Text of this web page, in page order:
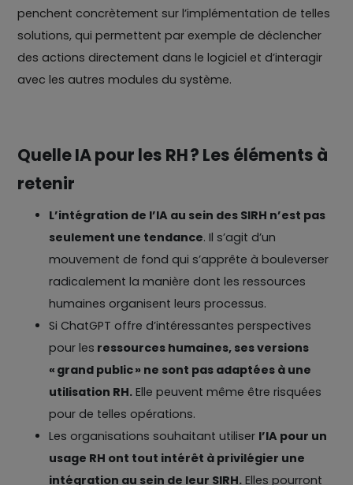
penchent concrètement sur l’implémentation de telles
solutions, qui permettent par exemple de déclencher
des actions directement dans le logiciel et d’interagir
avec les autres modules du système.
Quelle IA pour les RH ? Les éléments à
retenir
L’intégration de l’IA au sein des SIRH n’est pas
seulement une tendance. Il s’agit d’un
mouvement de fond qui s’apprête à bouleverser
radicalement la manière dont les ressources
humaines organisent leurs processus.
Si ChatGPT offre d’intéressantes perspectives
pour les ressources humaines, ses versions
« grand public » ne sont pas adaptées à une
utilisation RH. Elle peuvent même être risquées
pour de telles opérations.
Les organisations souhaitant utiliser l’IA pour un
usage RH ont tout intérêt à privilégier une
intégration au sein de leur SIRH. Elles pourront